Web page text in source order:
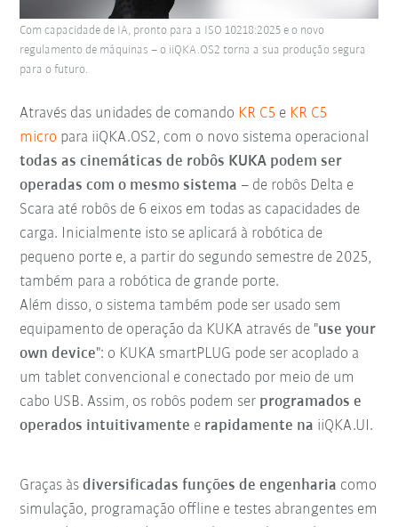
Através das unidades de comando KR C5 e KR C5
micro para iiQKA.OS2, com o novo sistema operacional
todas as cinemáticas de robôs KUKA podem ser
operadas com o mesmo sistema – de robôs Delta e
Scara até robôs de 6 eixos em todas as capacidades de
carga. Inicialmente isto se aplicará à robótica de
pequeno porte e, a partir do segundo semestre de 2025,
também para a robótica de grande porte.
Além disso, o sistema também pode ser usado sem
equipamento de operação da KUKA através de "use your
own device": o KUKA smartPLUG pode ser acoplado a
um tablet convencional e conectado por meio de um
cabo USB. Assim, os robôs podem ser programados e
operados intuitivamente e rapidamente na iiQKA.UI.
Com capacidade de IA, pronto para a ISO 10218:2025 e o novo
regulamento de máquinas – o iiQKA.OS2 torna a sua produção segura
para o futuro.
Graças àsdiversificadas funções de engenharia como
simulação, programação offline e testes abrangentes em